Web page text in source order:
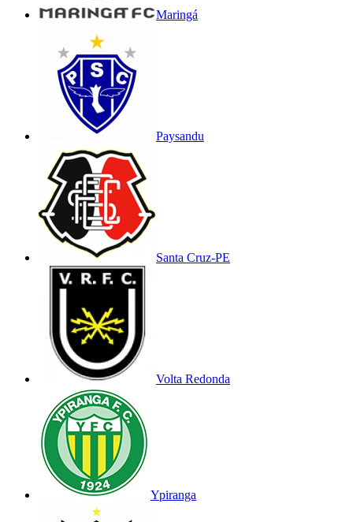
Maringá
Paysandu
Santa Cruz-PE
Volta Redonda
Ypiranga